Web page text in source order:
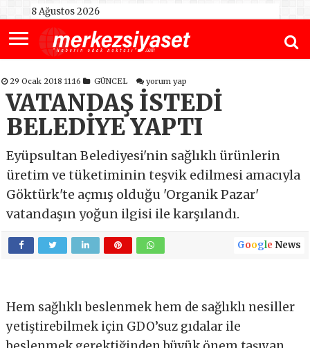
8 Ağustos 2026
29 Ocak 2018 11:16 GÜNCEL yorum yap
VATANDAŞ İSTEDİ
BELEDİYE YAPTI
Eyüpsultan Belediyesi'nin sağlıklı ürünlerin
üretim ve tüketiminin teşvik edilmesi amacıyla
Göktürk'te açmış olduğu 'Organik Pazar'
vatandaşın yoğun ilgisi ile karşılandı.
Google News
Hem sağlıklı beslenmek hem de sağlıklı nesiller
yetiştirebilmek için GDO’suz gıdalar ile